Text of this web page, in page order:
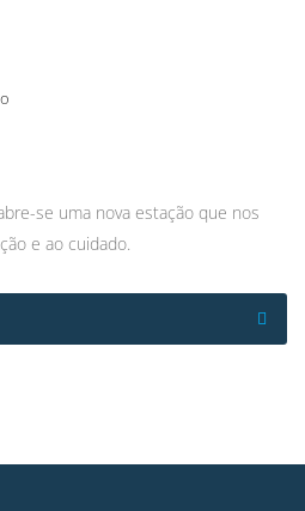
se uma nova estação que nos
e ao cuidado.